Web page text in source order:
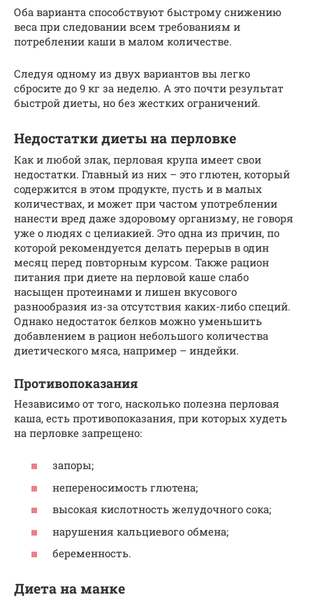
Оба варианта способствуют быстрому снижению
веса при следовании всем требованиям и
потреблении каши в малом количестве.
Следуя одному из двух вариантов вы легко
сбросите до 9 кг за неделю. А это почти результат
быстрой диеты, но без жестких ограничений.
Недостатки диеты на перловке
Как и любой злак, перловая крупа имеет свои
недостатки. Главный из них – это глютен, который
содержится в этом продукте, пусть и в малых
количествах, и может при частом употреблении
нанести вред даже здоровому организму, не говоря
уже о людях с целиакией. Это одна из причин, по
которой рекомендуется делать перерыв в один
месяц перед повторным курсом. Также рацион
питания при диете на перловой каше слабо
насыщен протеинами и лишен вкусового
разнообразия из-за отсутствия каких-либо специй.
Однако недостаток белков можно уменьшить
добавлением в рацион небольшого количества
диетического мяса, например – индейки.
Противопоказания
Независимо от того, насколько полезна перловая
каша, есть противопоказания, при которых худеть
на перловке запрещено:
запоры;
непереносимость глютена;
высокая кислотность желудочного сока;
нарушения кальциевого обмена;
беременность.
Диета на манке